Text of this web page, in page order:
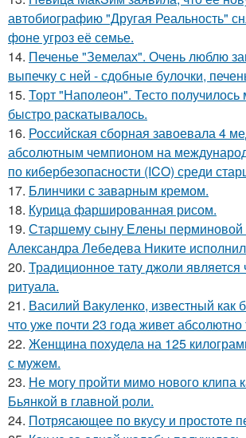
автобиографию "Другая Реальность"
фоне угроз её семье.
14. Печенье "Земелах". Очень люблю
выпечку с ней - сдобные булочки,
15. Торт "Наполеон". Тесто получилось
быстро раскатывалось.
16. Российская сборная завоевала 4
абсолютным чемпионом на
по кибербезопасности (ICO) среди
17. Блинчики с заварным кремом.
18. Курица фаршированная рисом.
19. Старшему сыну Елены перминовой
Александра Лебедева Никите
20. Традиционное тату джоли является
ритуала.
21. Василий Вакуленко, известный как
что уже почти 23 года живет
22. Женщина похудела на 125
с мужем.
23. Не могу пройти мимо нового клипа
Бьянкой в главной роли.
24. Потрясающее по вкусу и простоте